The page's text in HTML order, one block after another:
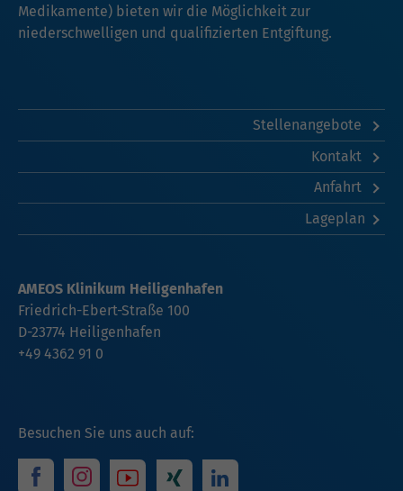
Medikamente) bieten wir die Möglichkeit zur
niederschwelligen und qualifizierten Entgiftung.
Stellenangebote
Kontakt
Anfahrt
Lageplan
Besuchen Sie uns auch auf:
AMEOS Klinikum Heiligenhafen
Friedrich-Ebert-Straße 100
D-23774 Heiligenhafen
+49 4362 91 0